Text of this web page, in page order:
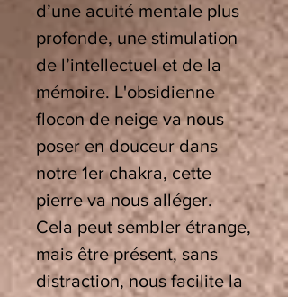
d’une acuité mentale plus
profonde, une stimulation
de l’intellectuel et de la
mémoire. L'obsidienne
flocon de neige va nous
poser en douceur dans
notre 1er chakra, cette
pierre va nous alléger.
Cela peut sembler étrange,
mais être présent, sans
distraction, nous facilite la